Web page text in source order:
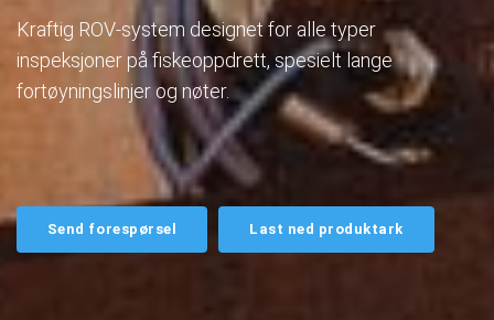
Kraftig ROV-system designet for alle typer
inspeksjoner på fiskeoppdrett, spesielt lange
fortøyningslinjer og nøter.
Send forespørsel Last ned produktark